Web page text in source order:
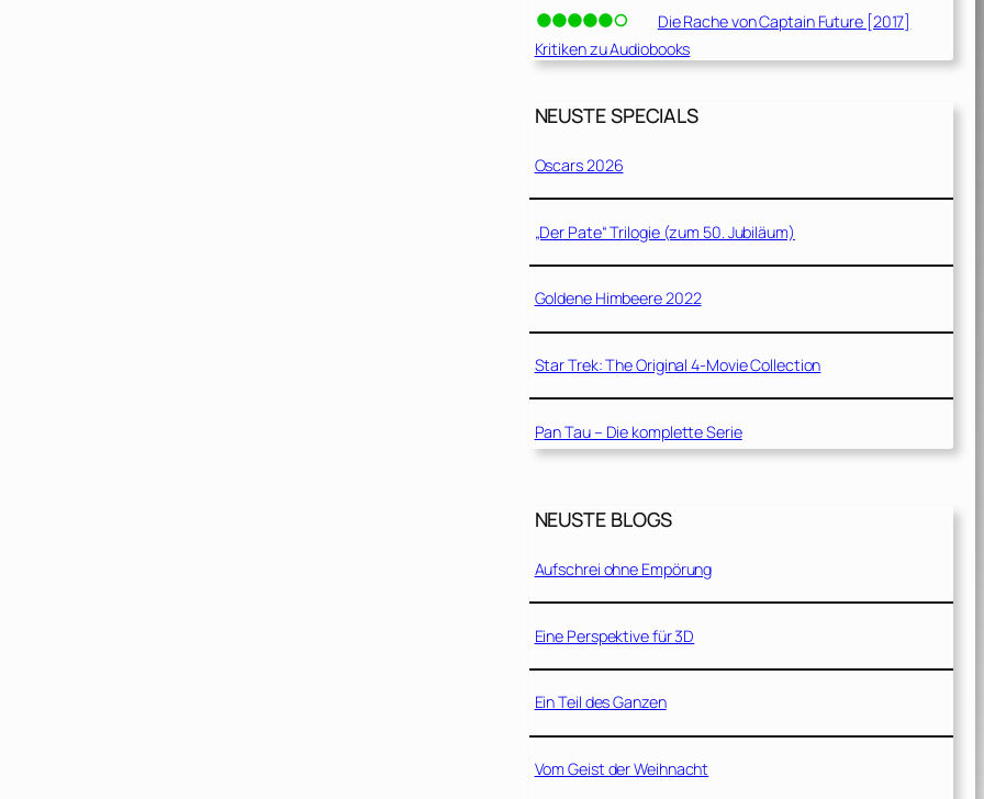
Die Rache von Captain Future [2017]
Kritiken zu Audiobooks
NEUSTE SPECIALS
Oscars 2026
„Der Pate“ Trilogie (zum 50. Jubiläum)
Goldene Himbeere 2022
Star Trek: The Original 4-Movie Collection
Pan Tau – Die komplette Serie
NEUSTE BLOGS
Aufschrei ohne Empörung
Eine Perspektive für 3D
Ein Teil des Ganzen
Vom Geist der Weihnacht